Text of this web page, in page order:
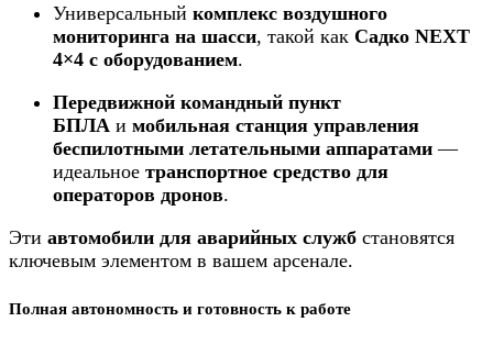
Универсальный комплекс воздушного
мониторинга на шасси, такой как Садко NEXT
4×4 с оборудованием.
Передвижной командный пункт
БПЛА и мобильная станция управления
беспилотными летательными аппаратами —
идеальное транспортное средство для
операторов дронов.
Эти автомобили для аварийных служб становятся
ключевым элементом в вашем арсенале.
Полная автономность и готовность к работе